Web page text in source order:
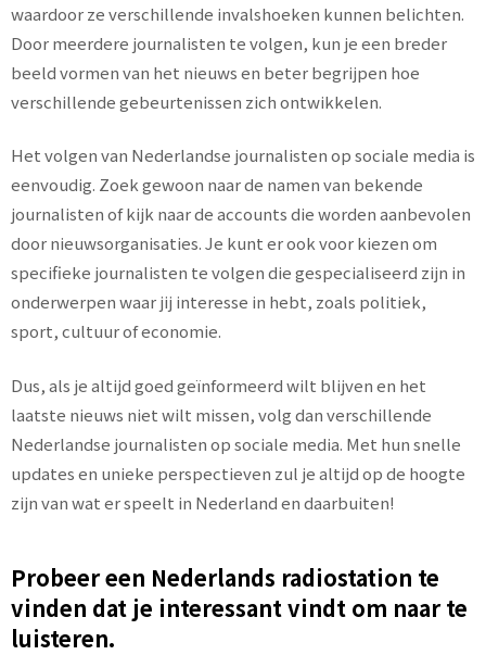
waardoor ze verschillende invalshoeken kunnen belichten.
Door meerdere journalisten te volgen, kun je een breder
beeld vormen van het nieuws en beter begrijpen hoe
verschillende gebeurtenissen zich ontwikkelen.
Het volgen van Nederlandse journalisten op sociale media is
eenvoudig. Zoek gewoon naar de namen van bekende
journalisten of kijk naar de accounts die worden aanbevolen
door nieuwsorganisaties. Je kunt er ook voor kiezen om
specifieke journalisten te volgen die gespecialiseerd zijn in
onderwerpen waar jij interesse in hebt, zoals politiek,
sport, cultuur of economie.
Dus, als je altijd goed geïnformeerd wilt blijven en het
laatste nieuws niet wilt missen, volg dan verschillende
Nederlandse journalisten op sociale media. Met hun snelle
updates en unieke perspectieven zul je altijd op de hoogte
zijn van wat er speelt in Nederland en daarbuiten!
Probeer een Nederlands radiostation te
vinden dat je interessant vindt om naar te
luisteren.